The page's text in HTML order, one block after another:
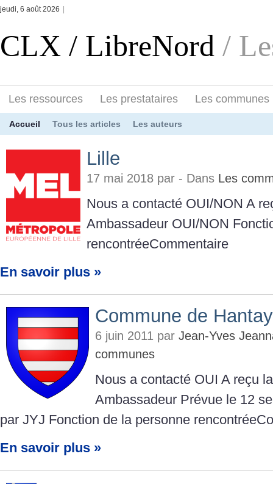
jeudi, 6 août 2026
CLX / LibreNord /
Les ressources Les prestataires Les communes
Accueil Tous les articles Les auteurs
Lille
17 mai 2018 par - Dans Les
Nous a contacté OUI/NON A
Ambassadeur OUI/NON
rencontréeCommentaire
En savoir plus »
Commune de Hantay
6 juin 2011 par Jean-Yves
communes
Nous a contacté OUI A reçu
Ambassadeur Prévue le 12
par JYJ Fonction de la personne
En savoir plus »